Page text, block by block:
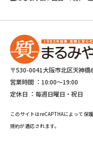
〒530-0041大阪市北区天神
営業時間 ： 10:00～19:00
定休日 ： 毎週日曜日・祝日
このサイトはreCAPTHAによって保
規約が適応されます。